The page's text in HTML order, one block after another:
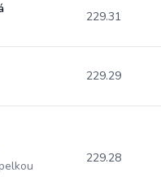
229.31
229.29
229.28